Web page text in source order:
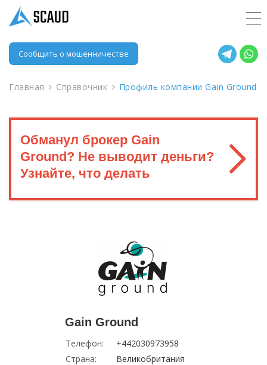
Сообщить о мошенничестве
Главная Справочник Профиль компании Gain Ground
Обманул брокер Gain
Ground? Не выводит деньги?
Узнайте, что делать
Gain Ground
Телефон:
+442030973958
Страна:
Великобритания